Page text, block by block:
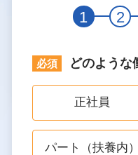
1 2
どのような
正社員
パート（扶養内）